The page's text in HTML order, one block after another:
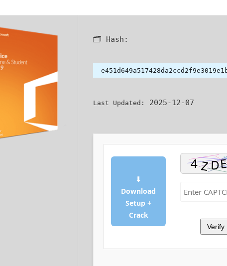
🗂 Hash:
Last Updated: 2025-12-07
⬇
Download
Setup +
Crack
Verify